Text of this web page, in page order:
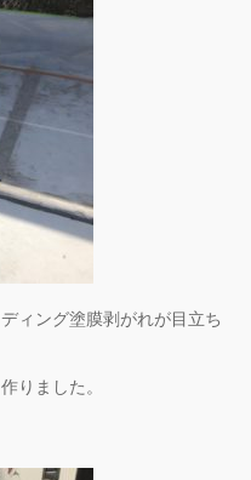
ィング塗膜剥がれが目立ち
りました。